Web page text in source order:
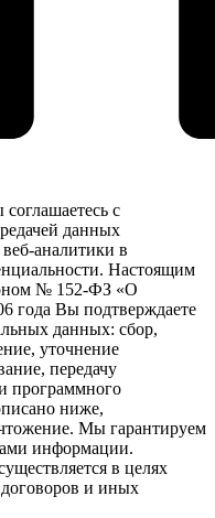
с
данных
аналитики в
Настоящим
№ 152-ФЗ «О
года Вы подтверждаете
данных: сбор,
уточнение
передачу
программного
ниже,
Мы гарантируем
информации.
в целях
и иных